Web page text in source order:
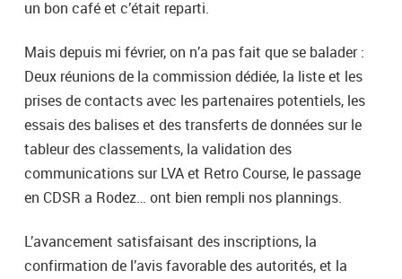
un bon café et c’était reparti.
Mais depuis mi février, on n’a pas fait que se balader :
Deux réunions de la commission dédiée, la liste et les
prises de contacts avec les partenaires potentiels, les
essais des balises et des transferts de données sur le
tableur des classements, la validation des
communications sur LVA et Retro Course, le passage
en CDSR a Rodez… ont bien rempli nos plannings.
L’avancement satisfaisant des inscriptions, la
confirmation de l’avis favorable des autorités, et la